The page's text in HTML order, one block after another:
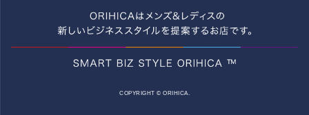
COPYRIGHT © ORIHICA.